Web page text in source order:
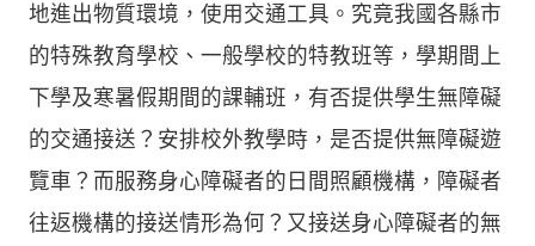
地進出物質環境，使用交通工具。究竟我國各縣市
的特殊教育學校、一般學校的特教班等，學期間上
下學及寒暑假期間的課輔班，有否提供學生無障礙
的交通接送？安排校外教學時，是否提供無障礙遊
覽車？而服務身心障礙者的日間照顧機構，障礙者
往返機構的接送情形為何？又接送身心障礙者的無